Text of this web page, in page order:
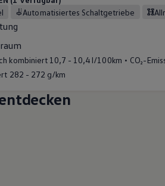
automatisiertes Schaltgetriebe
kombiniert 10,7 - 10,4 l/100km • CO₂-
282 - 272 g/km